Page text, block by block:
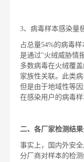
3、病毒样本感染量
占总量54%的病毒
是通过"火绒威胁情
多数病毒在火绒覆
家族性关联。此类
但是由于地域性等
在感染用户的病毒
二、各厂家检测结
事实上，国内外安
分厂商对样本的检